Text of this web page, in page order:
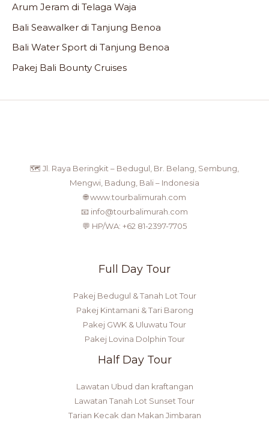
Arum Jeram di Telaga Waja
Bali Seawalker di Tanjung Benoa
Bali Water Sport di Tanjung Benoa
Pakej Bali Bounty Cruises
🗺️ Jl. Raya Beringkit – Bedugul, Br. Belang, Sembung,
Mengwi, Badung, Bali – Indonesia
🌐 www.tourbalimurah.com
📧 info@tourbalimurah.com
💬 HP/WA: +62 81-2397-7705
Full Day Tour
Pakej Bedugul & Tanah Lot Tour
Pakej Kintamani & Tari Barong
Pakej GWK & Uluwatu Tour
Pakej Lovina Dolphin Tour
Half Day Tour
Lawatan Ubud dan kraftangan
Lawatan Tanah Lot Sunset Tour
Tarian Kecak dan Makan Jimbaran